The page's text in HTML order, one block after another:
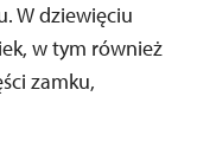
W dziewięciu
w tym również
zamku,